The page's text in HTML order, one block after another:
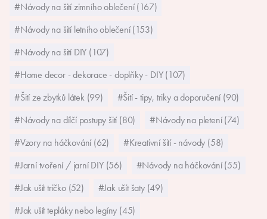
#Návody na šití zimního oblečení (167)
#Návody na šití letního oblečení (153)
#Návody na šití DIY (107)
#Home decor - dekorace - doplňky - DIY (107)
#Šití ze zbytků látek (99)
#Šití - tipy, triky a doporučení (90)
#Návody na dílčí postupy šití (80)
#Návody na pletení (74)
#Vzory na háčkování (62)
#Kreativní šití - návody (58)
#Jarní tvoření / jarní DIY (56)
#Návody na háčkování (55)
#Jak ušít tričko (52)
#Jak ušít šaty (49)
#Jak ušít tepláky nebo legíny (45)